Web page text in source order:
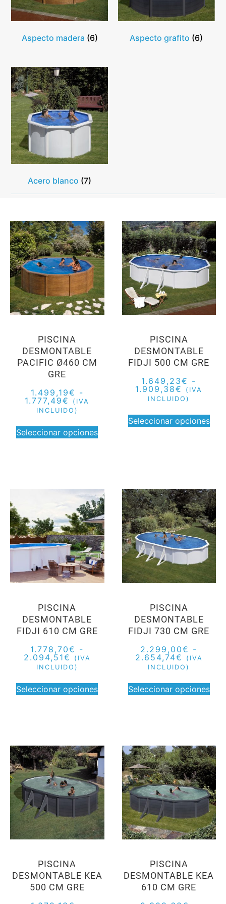
Aspecto madera (6) Aspecto grafito (6)
Acero blanco (7)
PISCINA
DESMONTABLE
PACIFIC Ø460 CM
GRE
1.499,19€ -
1.777,49€
(IVA
INCLUIDO)
Seleccionar opciones
PISCINA
DESMONTABLE
FIDJI 500 CM GRE
1.649,23€ -
1.909,38€
(IVA
INCLUIDO)
Seleccionar opciones
PISCINA
DESMONTABLE
FIDJI 610 CM GRE
1.778,70€ -
2.094,51€
(IVA
INCLUIDO)
Seleccionar opciones
PISCINA
DESMONTABLE
FIDJI 730 CM GRE
2.299,00€ -
2.654,74€
(IVA
INCLUIDO)
Seleccionar opciones
PISCINA
DESMONTABLE KEA
500 CM GRE
PISCINA
DESMONTABLE KEA
610 CM GRE